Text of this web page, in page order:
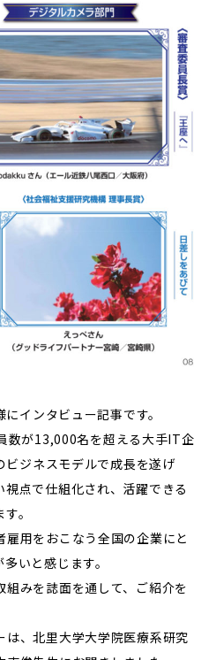
インタビュー記事です。
数が13,000名を超える大手IT企
ジネスモデルで成長を遂げ
点で仕組化され、活躍できる
。
雇用をおこなう全国の企業にと
いと感じます。
みを誌面を通して、ご紹介を
、北里大学大学院医療系研究